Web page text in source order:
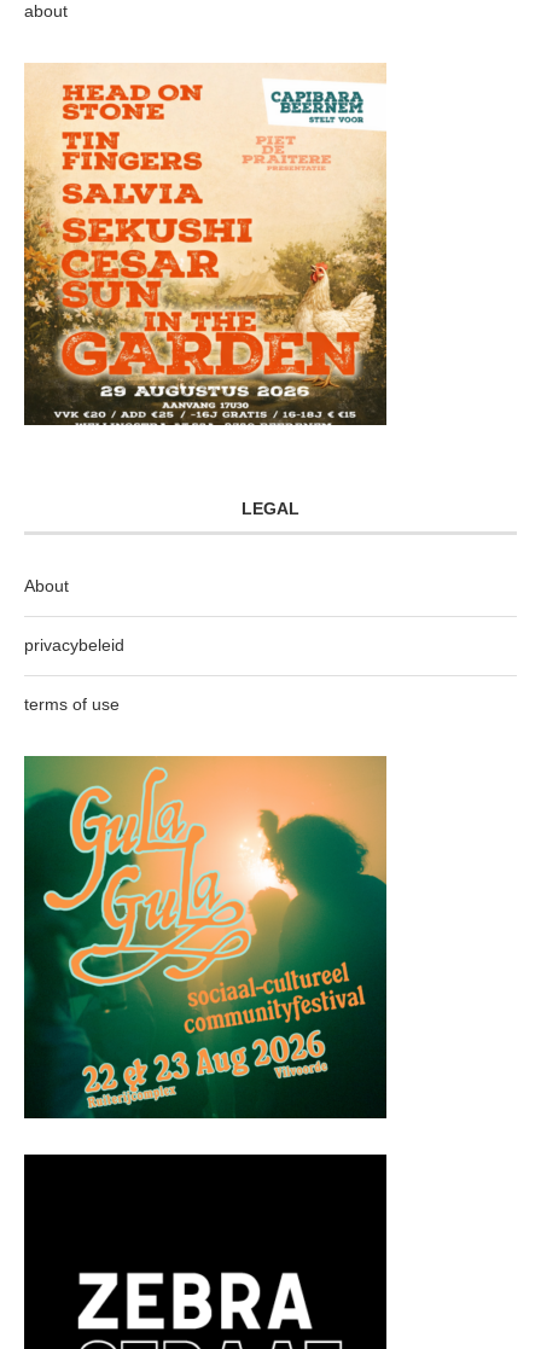
about
LEGAL
About
privacybeleid
terms of use